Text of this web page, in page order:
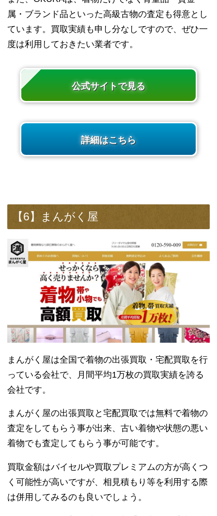
属・ブランド品といった高級古物の査定も得意とし
ています。買取実績も申し分なしですので、ぜひ一
度は利用しておきたい業者です。
公式サイトで見る
詳細はこちら
【6】まんがく屋
まんがく屋は全国で着物の出張買取・宅配買取を行
っている会社で、月間平均1万枚の買取実績を誇る
会社です。
まんがく屋の出張買取と宅配買取では無料で着物の
査定をしてもらう事が出来、古い着物や状態の悪い
着物でも査定してもらう事が可能です。
買取金額はバイセルや買取プレミアムの方が高くつ
く可能性が高いですが、相見積もり等を利用する際
は併用してみるのも良いでしょう。